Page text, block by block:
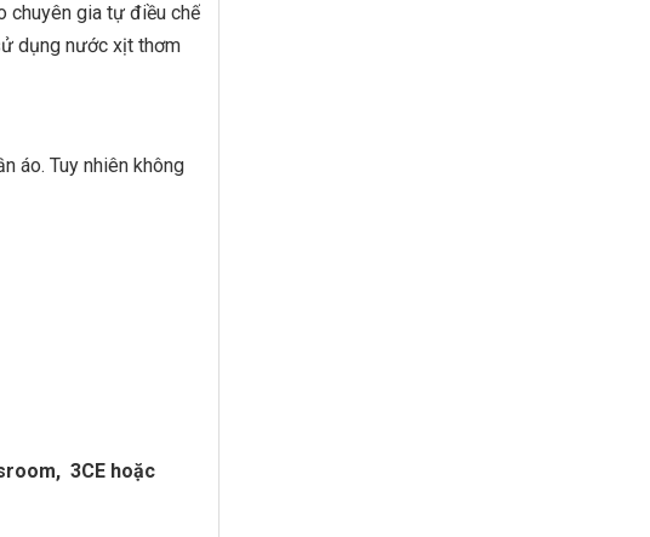
chuyên gia tự điều chế
dụng nước xịt thơm
áo. Tuy nhiên không
3CE hoặc